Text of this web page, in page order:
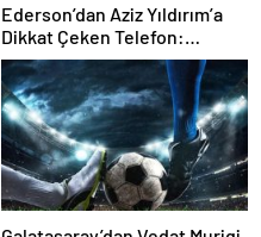
Ederson’dan Aziz Yıldırım’a
Dikkat Çeken Telefon:
“Fenerbahçe’de Kalmak
İstiyorum” Mesajı